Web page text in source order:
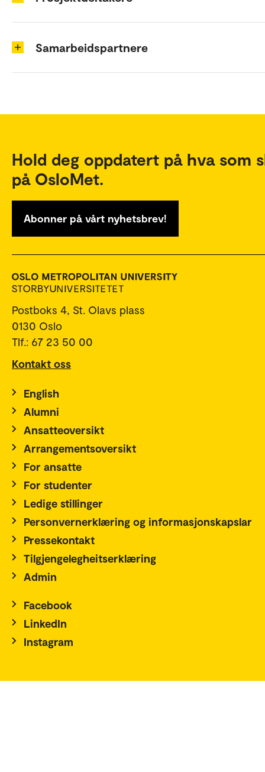
Samarbeidspartnere
Hold deg oppdatert på hva som
på OsloMet.
Abonner på vårt nyhetsbrev!
Postboks 4, St. Olavs plass
0130 Oslo
Tlf.: 67 23 50 00
Kontakt oss
English
Alumni
Ansatteoversikt
Arrangementsoversikt
For ansatte
For studenter
Ledige stillinger
Personvernerklæring og informasjonskapslar
Pressekontakt
Tilgjengelegheitserklæring
Admin
Facebook
LinkedIn
Instagram